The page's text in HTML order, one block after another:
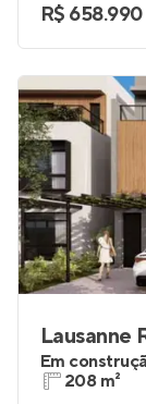
R$ 658.990
Lausanne
Em
208 m²